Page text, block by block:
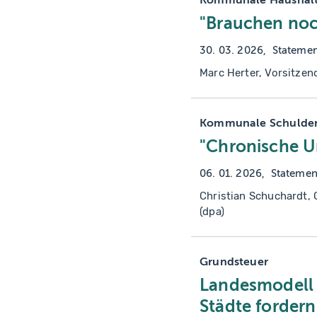
"Brauchen
30. 03. 2026
Marc Herter,
Kommunale
"Chronische
06. 01. 2026
Christian Schuchardt,
(dpa)
Grundsteuer
Städte